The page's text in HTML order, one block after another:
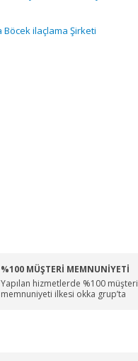
%100 MÜŞTERİ MEMNUNİYETİ
Yapılan hizmetlerde %100 müşteri
memnuniyeti ilkesi okka grup’ta